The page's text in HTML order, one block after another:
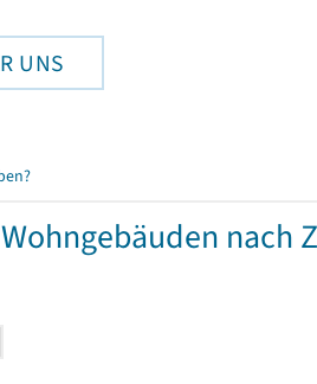
UNS
nach